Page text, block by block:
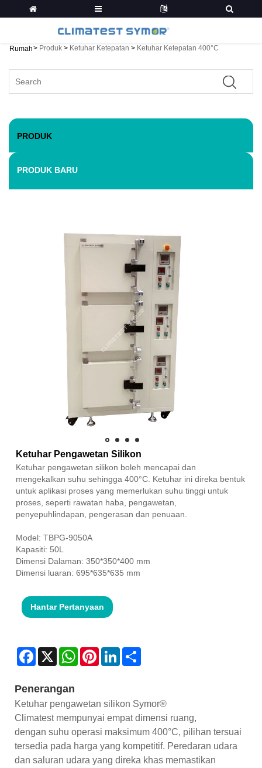
Rumah> Produk > Ketuhar Ketepatan > Ketuhar Ketepatan 400°C
PRODUK
PRODUK BARU
Ketuhar Pengawetan Silikon
Ketuhar pengawetan silikon boleh mencapai dan
mengekalkan suhu sehingga 400°C. Ketuhar ini direka bentuk
untuk aplikasi proses yang memerlukan suhu tinggi untuk
proses, seperti rawatan haba, pengawetan,
penyepuhlindapan, pengerasan dan penuaan.
Model: TBPG-9050A
Kapasiti: 50L
Dimensi Dalaman: 350*350*400 mm
Dimensi luaran: 695*635*635 mm
Hantar Pertanyaan
Facebook
X WhatsAppPinterestLinkedIn
Penerangan
Ketuhar pengawetan silikon Symor®
Climatest mempunyai empat dimensi ruang,
dengan suhu operasi maksimum 400°C, pilihan tersuai
tersedia pada harga yang kompetitif. Peredaran udara
dan saluran udara yang direka khas memastikan